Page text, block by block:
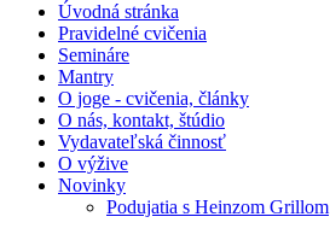
Úvodná stránka
Pravidelné cvičenia
Semináre
Mantry
O joge - cvičenia, články
O nás, kontakt, štúdio
Vydavateľská činnosť
O výžive
Novinky
Podujatia s Heinzom Grillom